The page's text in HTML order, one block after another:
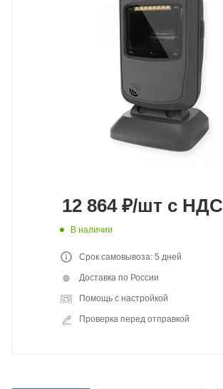
12 864₽/шт с НДС
В наличии
Срок самовывоза: 5 дней
Доставка по России
Помощь с настройкой
Проверка перед отправкой